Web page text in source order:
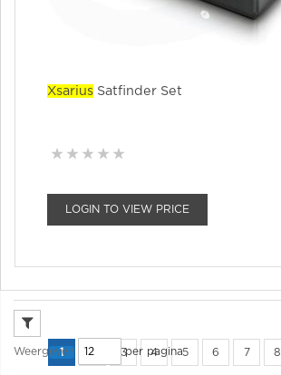
Xsarius Satfinder Set
LOGIN TO VIEW PRICE
Weergeven per pagina
1 2 3 4 5 6 7 8